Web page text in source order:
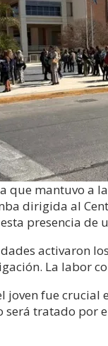
que mantuvo a
dirigida al
presencia de
activaron
La labor
joven fue crucial
será tratado